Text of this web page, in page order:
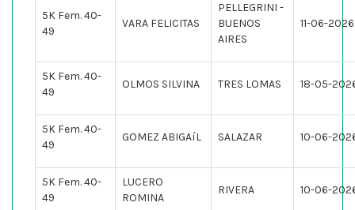
5K Fem. 40-
49
VARA FELICITAS
PELLEGRINI -
BUENOS
AIRES
11-06-2026
5K Fem. 40-
49
OLMOS SILVINA TRES LOMAS 18-05-
5K Fem. 40-
49
GOMEZ ABIGAíL SALAZAR 10-06-
5K Fem. 40-
49
LUCERO
ROMINA
RIVERA 10-06-